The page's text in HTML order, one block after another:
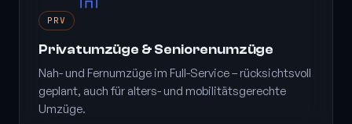
PRV
Privatumzüge & Seniorenumzüge
Nah- und Fernumzüge im Full-Service – rücksichtsvoll
geplant, auch für alters- und mobilitätsgerechte
Umzüge.